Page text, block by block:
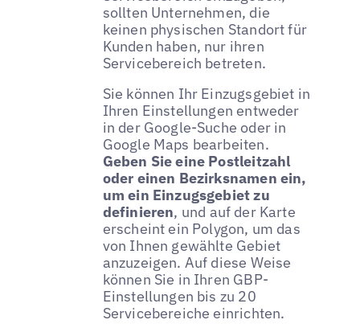
sollten Unternehmen, die
keinen physischen Standort für
Kunden haben, nur ihren
Servicebereich betreten.
Sie können Ihr Einzugsgebiet in
Ihren Einstellungen entweder
in der Google-Suche oder in
Google Maps bearbeiten.
Geben Sie eine Postleitzahl
oder einen Bezirksnamen ein,
um ein Einzugsgebiet zu
definieren, und auf der Karte
erscheint ein Polygon, um das
von Ihnen gewählte Gebiet
anzuzeigen. Auf diese Weise
können Sie in Ihren GBP-
Einstellungen bis zu 20
Servicebereiche einrichten.